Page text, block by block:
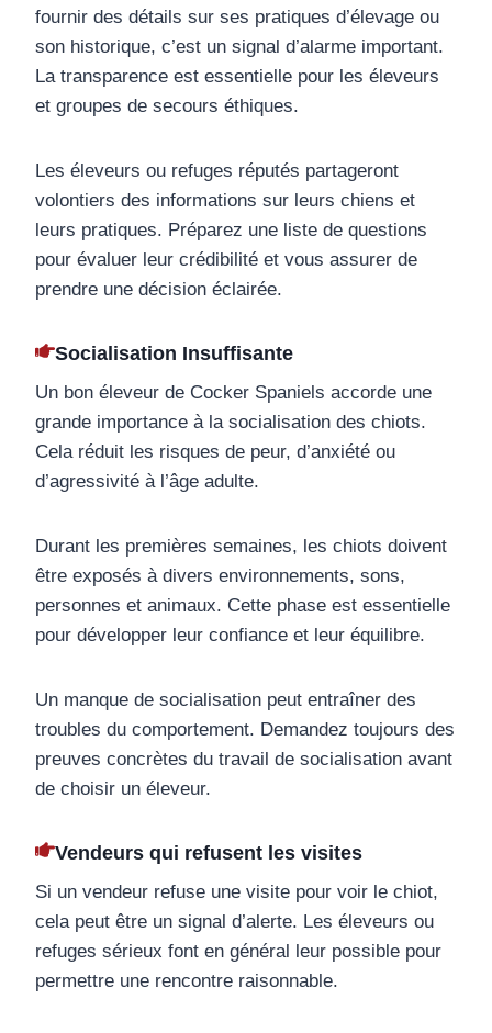
fournir des détails sur ses pratiques d’élevage ou
son historique, c’est un signal d’alarme important.
La transparence est essentielle pour les éleveurs
et groupes de secours éthiques.
Les éleveurs ou refuges réputés partageront
volontiers des informations sur leurs chiens et
leurs pratiques. Préparez une liste de questions
pour évaluer leur crédibilité et vous assurer de
prendre une décision éclairée.
Socialisation Insuffisante
Un bon éleveur de Cocker Spaniels accorde une
grande importance à la socialisation des chiots.
Cela réduit les risques de peur, d’anxiété ou
d’agressivité à l’âge adulte.
Durant les premières semaines, les chiots doivent
être exposés à divers environnements, sons,
personnes et animaux. Cette phase est essentielle
pour développer leur confiance et leur équilibre.
Un manque de socialisation peut entraîner des
troubles du comportement. Demandez toujours des
preuves concrètes du travail de socialisation avant
de choisir un éleveur.
Vendeurs qui refusent les visites
Si un vendeur refuse une visite pour voir le chiot,
cela peut être un signal d’alerte. Les éleveurs ou
refuges sérieux font en général leur possible pour
permettre une rencontre raisonnable.